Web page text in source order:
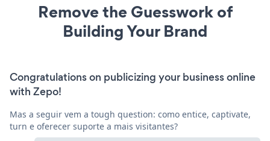
Remove the Guesswork of
Building Your Brand
Congratulations on publicizing your business online
with Zepo!
Mas a seguir vem a tough question: como entice, captivate,
turn e oferecer suporte a mais visitantes?